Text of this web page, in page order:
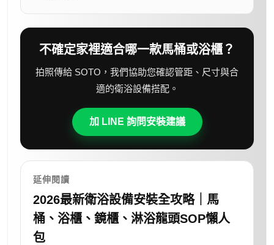
不確定家裡適合哪一款馬桶或浴櫃？
拍照傳給 SOTO，我們協助您確認管距、尺寸與合
適的衛浴設備搭配。
加 LINE 詢問安裝建議
延伸閱讀
2026最新衛浴設備安裝全攻略｜馬
桶、浴櫃、鏡櫃、淋浴龍頭SOP懶人
包